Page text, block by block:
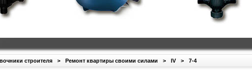
строителя > Ремонт квартиры своими силами > IV > 7-4